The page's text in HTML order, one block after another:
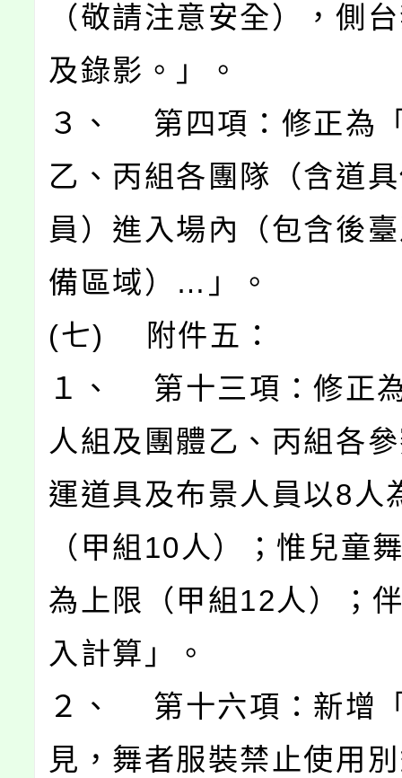
（敬請注意安全），側
及錄影。」。
３、 第四項：修正為
乙、丙組各團隊（含道
員）進入場內（包含後
備區域）…」。
(七) 附件五：
１、 第十三項：修正
人組及團體乙、丙組各
運道具及布景人員以8人
（甲組10人）；惟兒童
為上限（甲組12人）；
入計算」。
２、 第十六項：新增
見，舞者服裝禁止使用